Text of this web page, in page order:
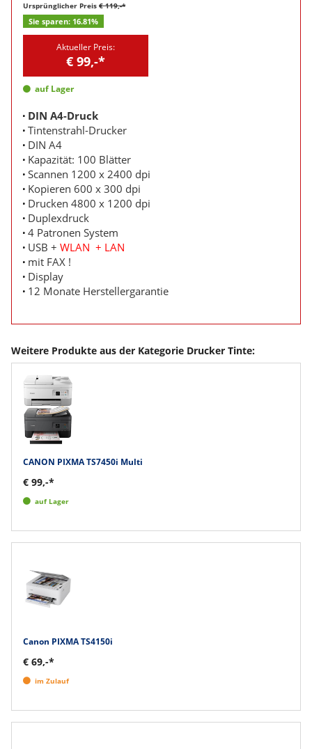
Ursprünglicher Preis € 119,-*
Sie sparen: 16.81%
Aktueller Preis:
€ 99,-*
auf Lager
DIN A4-Druck
Tintenstrahl-Drucker
DIN A4
Kapazität: 100 Blätter
Scannen 1200 x 2400 dpi
Kopieren 600 x 300 dpi
Drucken 4800 x 1200 dpi
Duplexdruck
4 Patronen System
USB + WLAN + LAN
mit FAX !
Display
12 Monate Herstellergarantie
Weitere Produkte aus der Kategorie Drucker Tinte:
CANON PIXMA TS7450i Multi
€ 99,-*
auf Lager
Canon PIXMA TS4150i
€ 69,-*
im Zulauf